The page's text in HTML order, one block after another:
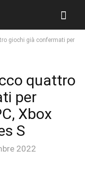
giochi già confermati per
quattro
per
Xbox
S
2022